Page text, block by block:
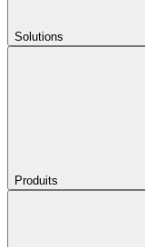
Solutions
Produits